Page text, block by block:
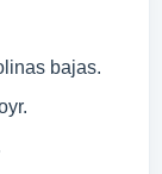
bajas.